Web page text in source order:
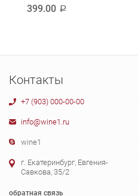
399.00 a
Контакты
+7 (903) 000-00-00
info@wine1.ru
wine1
г. Екатеринбург, Евгения-
Савкова, 35/2
обратная связь